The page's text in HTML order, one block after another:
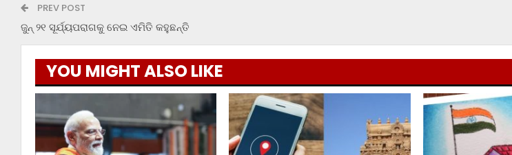
PREV POST
ଜୁନ୍ ୨୧ ସୂର୍ଯ୍ୟପରାଗକୁ ନେଇ ଏମିତି କହୁଛନ୍ତି
YOU MIGHT ALSO LIKE